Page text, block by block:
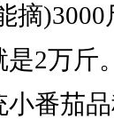
摘
是2万斤
茄品